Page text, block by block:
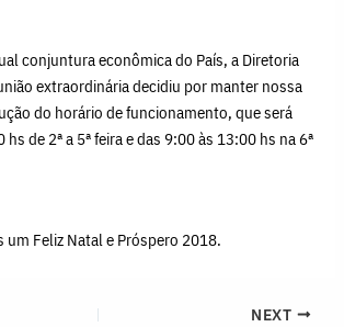
conjuntura econômica do País, a Diretoria
extraordinária decidiu por manter nossa
do horário de funcionamento, que será
de 2ª a 5ª feira e das 9:00 às 13:00 hs na 6ª
um Feliz Natal e Próspero 2018.
NEXT